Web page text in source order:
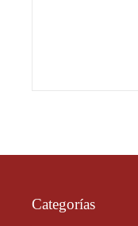
Categorías